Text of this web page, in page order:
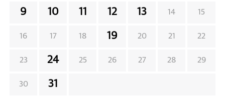
9 10 11 12 13 14 15
16 17 18 19 20 21 22
23 24 25 26 27 28 29
30 31